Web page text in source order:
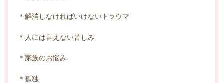
＊解消しなければいけないトラウマ
＊人には言えない苦しみ
＊家族のお悩み
＊孤独